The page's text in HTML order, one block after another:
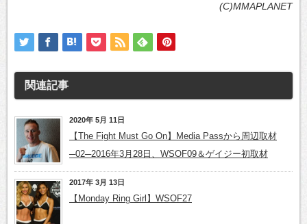
(C)MMAPLANET
関連記事
2020年 5月 11日
【The Fight Must Go On】Media Passから周辺取材
─02─2016年3月28日、WSOF09＆ゲイジー初取材
2017年 3月 13日
【Monday Ring Girl】WSOF27